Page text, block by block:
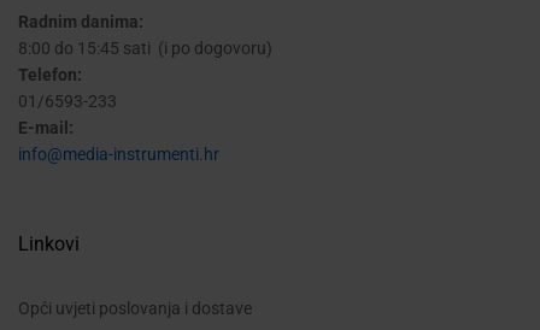
Radnim danima:
8:00 do 15:45 sati (i po dogovoru)
Telefon:
01/6593-233
E-mail:
info@media-instrumenti.hr
Linkovi
Opći uvjeti poslovanja i dostave